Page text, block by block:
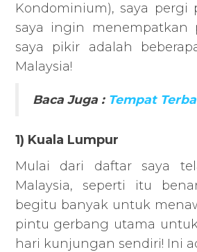
Kondominium), saya
saya ingin menempatkan
saya pikir adalah
Malaysia!
Baca Juga : Tempat
1) Kuala Lumpur
Mulai dari daftar saya
Malaysia, seperti itu
begitu banyak untuk
pintu gerbang utama
hari kunjungan sendiri! Ini